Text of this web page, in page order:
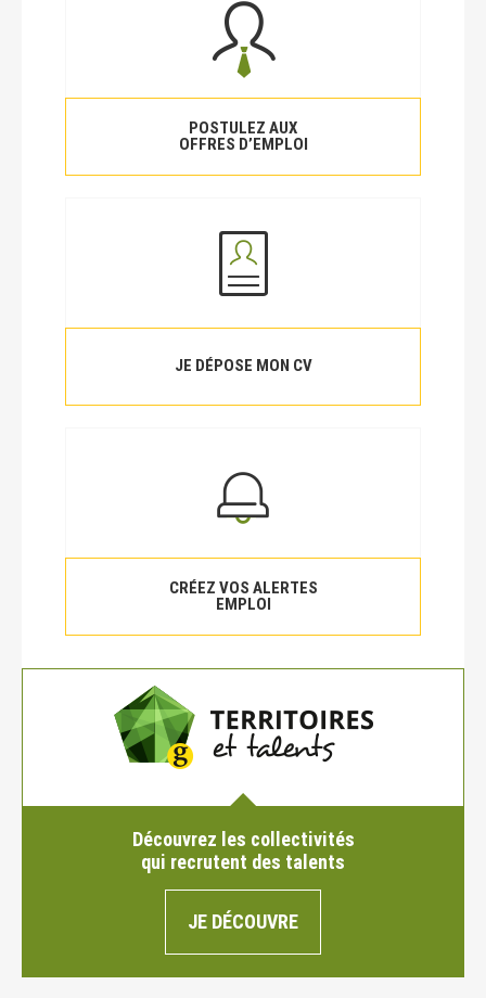
POSTULEZ AUX
OFFRES D’EMPLOI
JE DÉPOSE MON CV
CRÉEZ VOS ALERTES
EMPLOI
Découvrez les collectivités
qui recrutent des talents
JE DÉCOUVRE